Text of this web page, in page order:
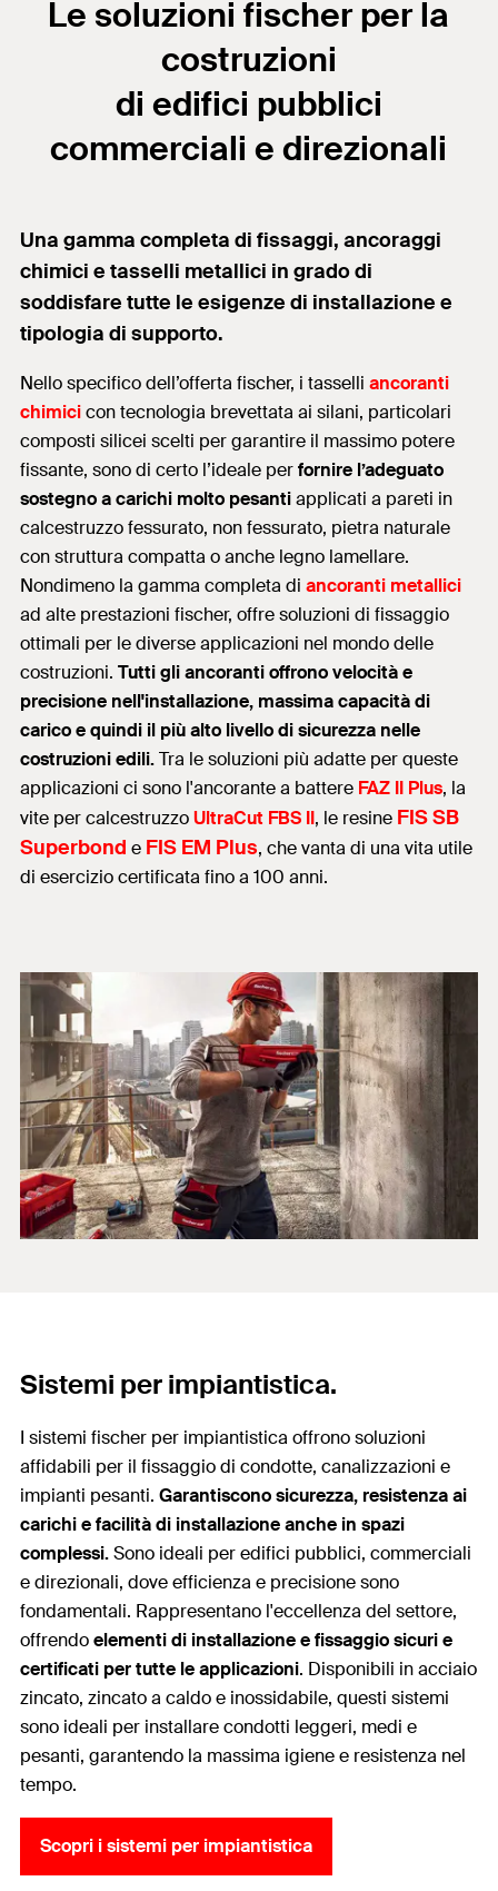
Le soluzioni fischer per la
costruzioni
di edifici pubblici
commerciali e direzionali
Una gamma completa di fissaggi, ancoraggi
chimici e tasselli metallici in grado di
soddisfare tutte le esigenze di installazione e
tipologia di supporto.
Nello specifico dell’offerta fischer, i tasselli ancoranti
chimicicon tecnologia brevettata ai silani, particolari
composti silicei scelti per garantire il massimo potere
fissante, sono di certo l’ideale perfornire l’adeguato
sostegno a carichi molto pesantiapplicati a pareti in
calcestruzzo fessurato, non fessurato, pietra naturale
con struttura compatta o anche legno lamellare.
Nondimeno la gamma completa di ancoranti metallici
ad alte prestazioni fischer, offre soluzioni di fissaggio
ottimali per le diverse applicazioni nel mondo delle
costruzioni. Tutti gli ancoranti offrono velocità e
precisione nell'installazione, massima capacità di
carico e quindi il più alto livello di sicurezza nelle
costruzioni edili.Tra le soluzioni più adatte per queste
applicazioni ci sono l'ancorante a battere FAZ II Plus, la
vite per calcestruzzoUltraCut FBS II, le resine FIS SB
Superbond e FIS EM Plus, che vanta di una vita utile
di esercizio certificata fino a 100 anni.
Sistemi per impiantistica.
I sistemi fischer per impiantistica offrono soluzioni
affidabili per il fissaggio di condotte, canalizzazioni e
impianti pesanti. Garantiscono sicurezza, resistenza ai
carichi e facilità di installazione anche in spazi
complessi.Sono ideali per edifici pubblici, commerciali
e direzionali, dove efficienza e precisione sono
fondamentali. Rappresentano l'eccellenza del settore,
offrendoelementi di installazione e fissaggio sicuri e
certificati per tutte le applicazioni. Disponibili in acciaio
zincato, zincato a caldo e inossidabile, questi sistemi
sono ideali per installare condotti leggeri, medi e
pesanti, garantendo la massima igiene e resistenza nel
tempo.
Scopri i sistemi per impiantistica